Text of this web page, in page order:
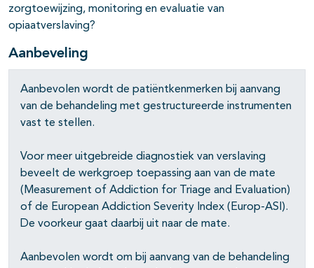
open- en dichtklappen
zorgtoewijzing, monitoring en evaluatie van
opiaatverslaving?
Aanbeveling
Aanbevolen wordt de patiëntkenmerken bij aanvang
van de behandeling met gestructureerde instrumenten
vast te stellen.
Voor meer uitgebreide diagnostiek van verslaving
beveelt de werkgroep toepassing aan van de mate
(Measurement of Addiction for Triage and Evaluation)
of de European Addiction Severity Index (Europ-ASI).
De voorkeur gaat daarbij uit naar de mate.
Aanbevolen wordt om bij aanvang van de behandeling